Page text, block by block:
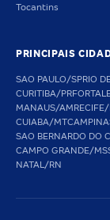
Tocantins
PRINCIPAIS
SAO PAULO/SPRIO
CURITIBA/PR
MANAUS/AM
CUIABA/MT
SAO BERNARDO DO
CAMPO GRANDE/MS
NATAL/RN